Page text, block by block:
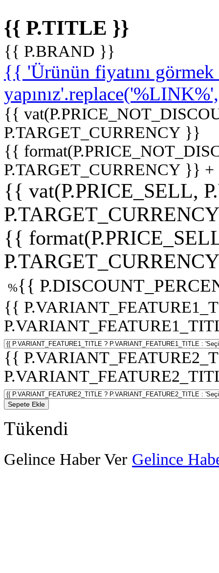
{{ P.TITLE }}
{{ P.BRAND }}
{{ 'Ürünün fiyatını
{{
P.TARGET_CURRENCY }}
{{
P.TARGET_CURRENCY }}
{{ vat(P.PRICE_SELL,
{{
%{{
{{
{{
Sepete Ekle
Tükendi
Gelince Haber Ver Gelince